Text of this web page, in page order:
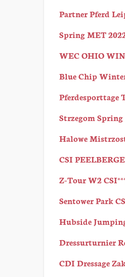
Partner Pferd
Spring MET
WEC OHIO
Blue Chip
Pferdesporttage
Strzegom Spring
Halowe
CSI
Z-Tour W2
Sentower Park
Hubside
Dressurturnier
CDI Dressage